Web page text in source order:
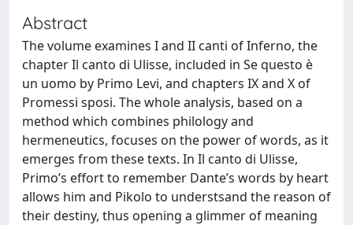
Abstract
The volume examines I and II canti of Inferno, the
chapter Il canto di Ulisse, included in Se questo è
un uomo by Primo Levi, and chapters IX and X of
Promessi sposi. The whole analysis, based on a
method which combines philology and
hermeneutics, focuses on the power of words, as it
emerges from these texts. In Il canto di Ulisse,
Primo’s effort to remember Dante’s words by heart
allows him and Pikolo to understsand the reason of
their destiny, thus opening a glimmer of meaning